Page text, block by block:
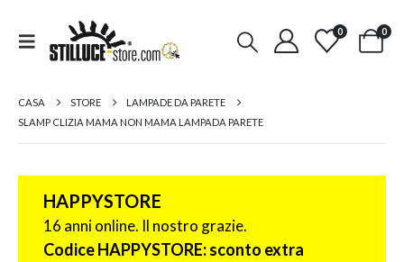
0 0
CASA STORE
LAMPADE DA PARETE
SLAMP CLIZIA MAMA NON MAMA LAMPADA PARETE
HAPPYSTORE
16 anni online. Il nostro grazie.
Codice HAPPYSTORE: sconto extra